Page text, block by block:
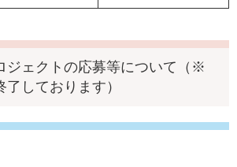
ジェクトの応募等について（※
しております）